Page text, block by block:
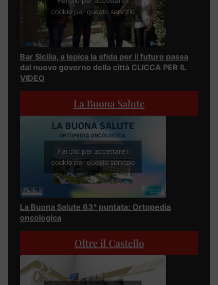
cookie per questo servizio
Bar Sicilia, a Ispica la sfida per il futuro passa
dal nuovo governo della città CLICCA PER IL
VIDEO
La Buona Salute
Fai clic per accettare i
cookie per questo servizio
La Buona Salute 63° puntata: Ortopedia
oncologica
Oltre il Castello